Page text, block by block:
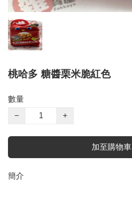
桃哈多 糖醬栗米脆紅色
數量
−
+
加至購物車
簡介